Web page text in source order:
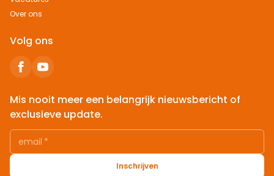
Over ons
Volg ons
Mis nooit meer een belangrijk nieuwsbericht of
exclusieve update.
email *
Inschrijven